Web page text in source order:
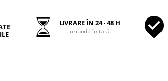
LIVRARE ÎN 24 - 48 H
oriunde în țară